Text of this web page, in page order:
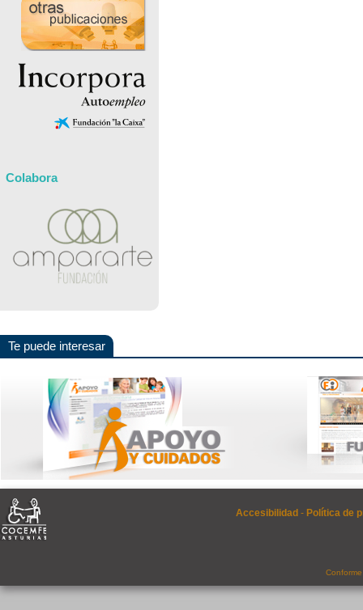
Colabora
Te puede interesar
Accesibilidad - Política de